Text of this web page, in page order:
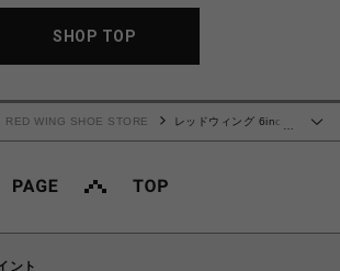
SHOP TOP
RED WING SHOE STORE
レッドウィング 6inch
ント